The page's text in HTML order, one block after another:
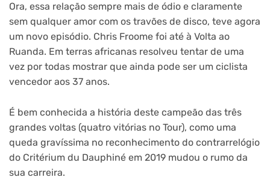
Ora, essa relação sempre mais de ódio e claramente
sem qualquer amor com os travões de disco, teve agora
um novo episódio. Chris Froome foi até à Volta ao
Ruanda. Em terras africanas resolveu tentar de uma
vez por todas mostrar que ainda pode ser um ciclista
vencedor aos 37 anos.
É bem conhecida a história deste campeão das três
grandes voltas (quatro vitórias no Tour), como uma
queda gravíssima no reconhecimento do contrarrelógio
do Critérium du Dauphiné em 2019 mudou o rumo da
sua carreira.